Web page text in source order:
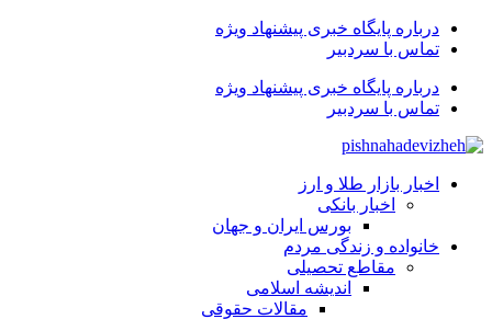
درباره پایگاه خبری پیشنهاد ویژه
تماس با سردبیر
درباره پایگاه خبری پیشنهاد ویژه
تماس با سردبیر
اخبار بازار طلا و ارز
اخبار بانکی
بورس ایران و جهان
خانواده و زندگی مردم
مقاطع تحصیلی
اندیشه اسلامی
مقالات حقوقی